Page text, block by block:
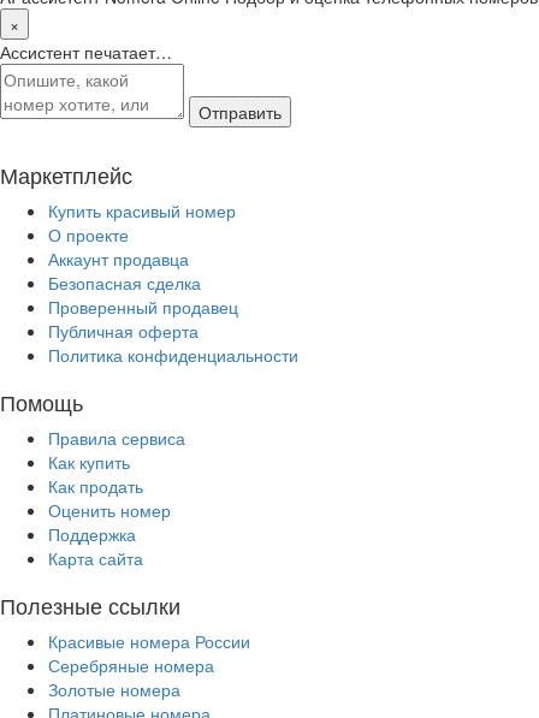
×
Ассистент печатает…
Отправить
Маркетплейс
Купить красивый номер
О проекте
Аккаунт продавца
Безопасная сделка
Проверенный продавец
Публичная оферта
Политика конфиденциальности
Помощь
Правила сервиса
Как купить
Как продать
Оценить номер
Поддержка
Карта сайта
Полезные ссылки
Красивые номера России
Серебряные номера
Золотые номера
Платиновые номера